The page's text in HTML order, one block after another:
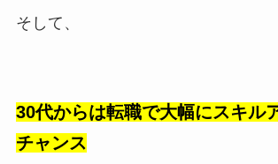
そして、
30代からは転職で大幅にスキル
チャンス